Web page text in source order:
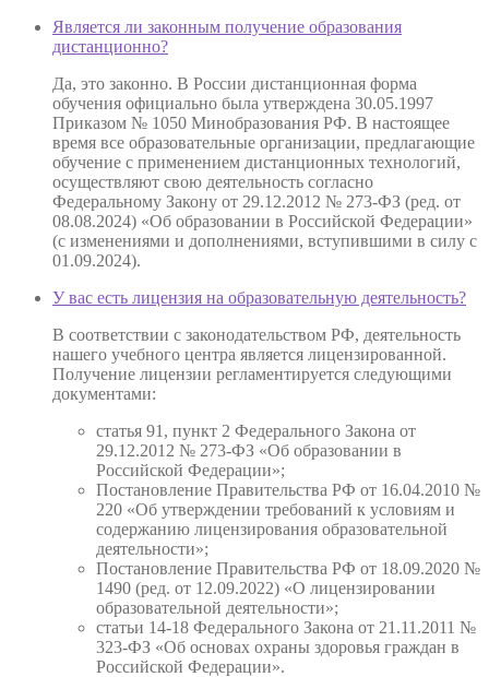
Является ли законным получение образования
дистанционно?
Да, это законно. В России дистанционная форма
обучения официально была утверждена 30.05.1997
Приказом № 1050 Минобразования РФ. В настоящее
время все образовательные организации, предлагающие
обучение с применением дистанционных технологий,
осуществляют свою деятельность согласно
Федеральному Закону от 29.12.2012 № 273-ФЗ (ред. от
08.08.2024) «Об образовании в Российской Федерации»
(с изменениями и дополнениями, вступившими в силу с
01.09.2024).
У вас есть лицензия на образовательную деятельность?
В соответствии с законодательством РФ, деятельность
нашего учебного центра является лицензированной.
Получение лицензии регламентируется следующими
документами:
статья 91, пункт 2 Федерального Закона от
29.12.2012 № 273-ФЗ «Об образовании в
Российской Федерации»;
Постановление Правительства РФ от 16.04.2010 №
220 «Об утверждении требований к условиям и
содержанию лицензирования образовательной
деятельности»;
Постановление Правительства РФ от 18.09.2020 №
1490 (ред. от 12.09.2022) «О лицензировании
образовательной деятельности»;
статьи 14-18 Федерального Закона от 21.11.2011 №
323-ФЗ «Об основах охраны здоровья граждан в
Российской Федерации».